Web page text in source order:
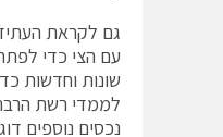
עם הצי כדי
שונות וחדשות
לממדי רשת